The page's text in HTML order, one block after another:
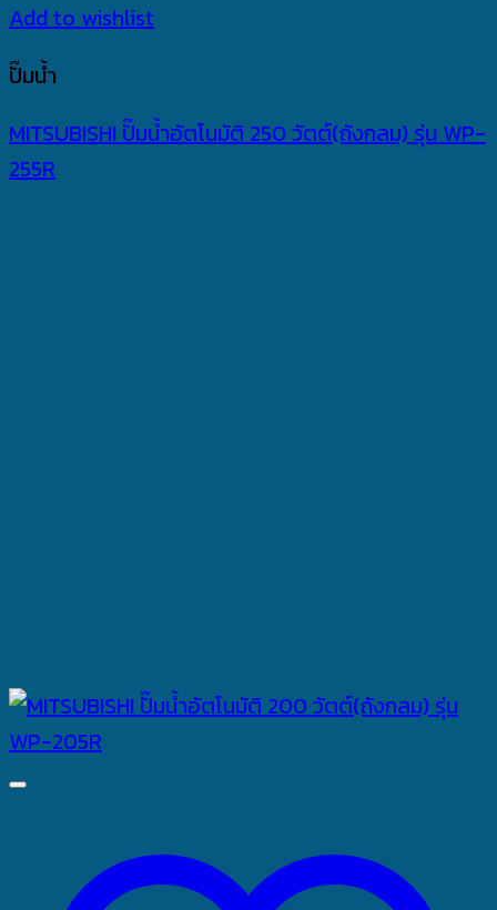
Add to wishlist
ปั๊มน้ำ
MITSUBISHI ปั๊มน้ำอัตโนมัติ 250 วัตต์(ถังกลม) รุ่น WP-
255R